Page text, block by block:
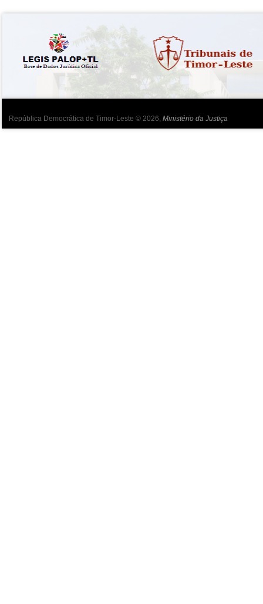
República Democrática de Timor-Leste © 2026, Ministério da Justiça